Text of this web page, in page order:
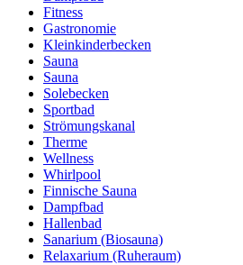
Fitness
Gastronomie
Kleinkinderbecken
Sauna
Sauna
Solebecken
Sportbad
Strömungskanal
Therme
Wellness
Whirlpool
Finnische Sauna
Dampfbad
Hallenbad
Sanarium (Biosauna)
Relaxarium (Ruheraum)